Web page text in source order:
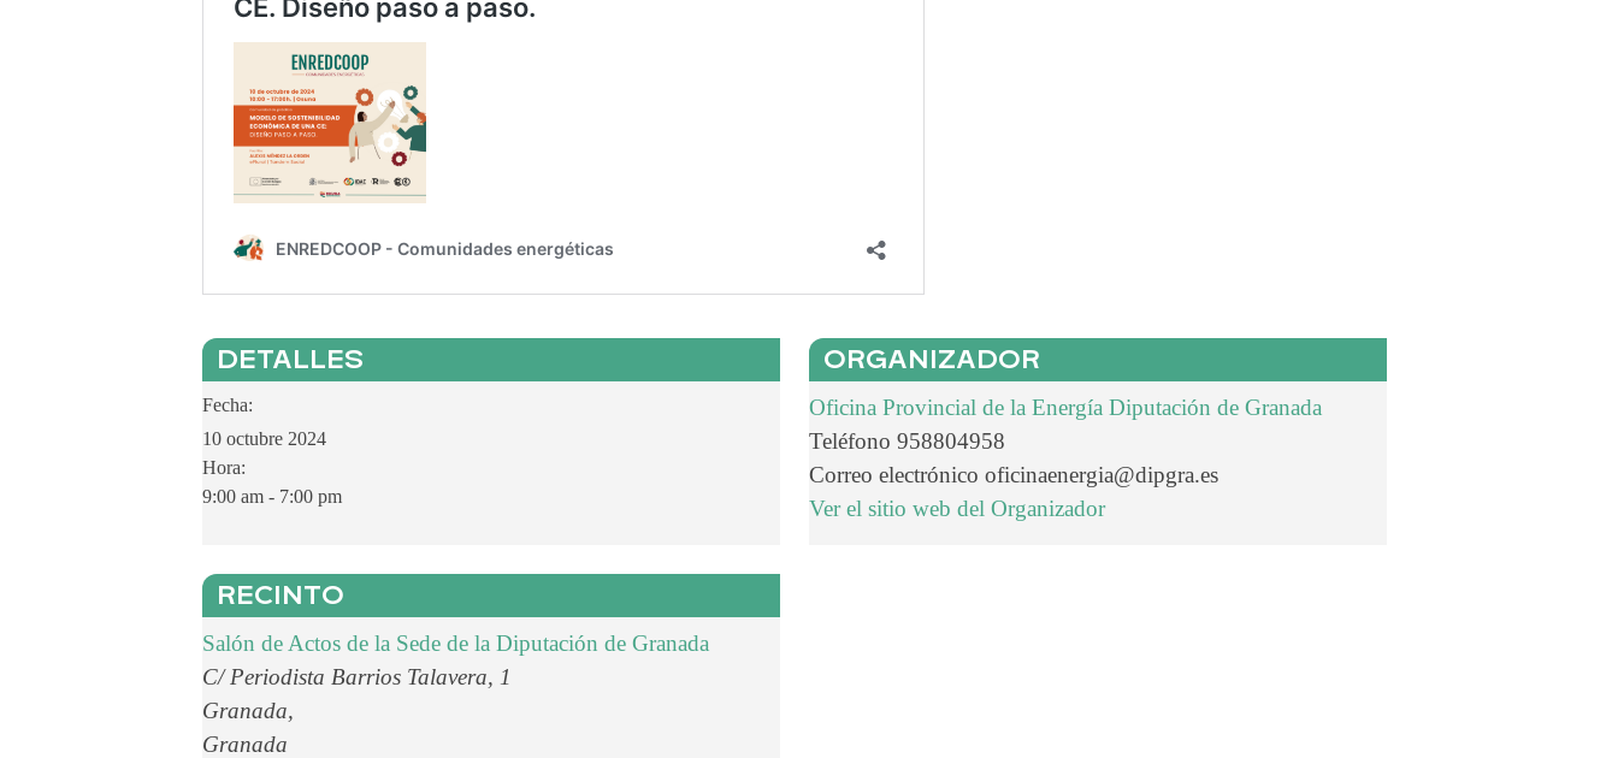
DETALLES
Fecha:
10 octubre 2024
Hora:
9:00 am - 7:00 pm
ORGANIZADOR
Oficina Provincial de la Energía Diputación de Granada
Teléfono 958804958
Correo electrónico oficinaenergia@dipgra.es
Ver el sitio web del Organizador
RECINTO
Salón de Actos de la Sede de la Diputación de Granada
C/ Periodista Barrios Talavera, 1
Granada,
Granada